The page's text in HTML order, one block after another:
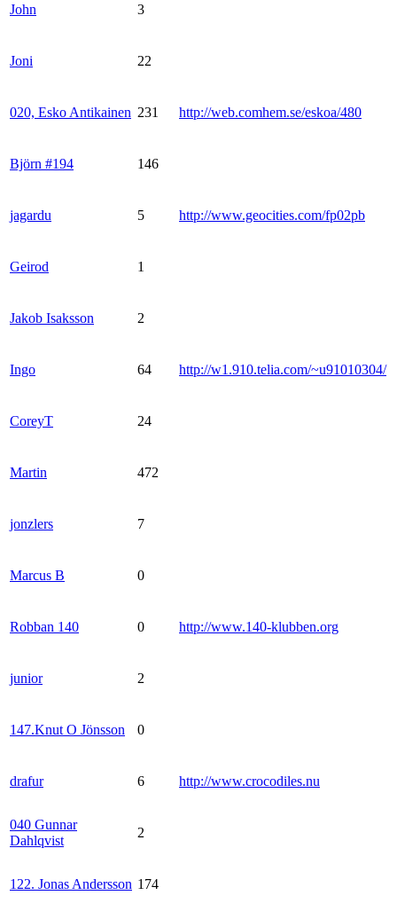
John 3
Joni 22
020, Esko Antikainen 231 http://web.comhem.se/eskoa/480
Björn #194 146
jagardu 5 http://www.geocities.com/fp02pb
Geirod 1
Jakob Isaksson 2
Ingo 64 http://w1.910.telia.com/~u91010304/
CoreyT 24
Martin 472
jonzlers 7
Marcus B 0
Robban 140 0 http://www.140-klubben.org
junior 2
147.Knut O Jönsson 0
drafur 6 http://www.crocodiles.nu
040 Gunnar
Dahlqvist
2
122. Jonas Andersson 174